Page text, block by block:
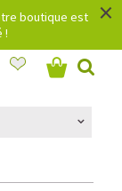
boutique est
!
×